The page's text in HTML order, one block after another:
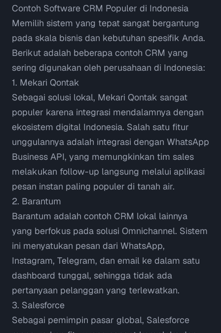
Contoh Software CRM Populer di Indonesia
Memilih sistem yang tepat sangat bergantung
pada skala bisnis dan kebutuhan spesifik Anda.
Berikut adalah beberapa contoh CRM yang
sering digunakan oleh perusahaan di Indonesia:
1. Mekari Qontak
Sebagai solusi lokal, Mekari Qontak sangat
populer karena integrasi mendalamnya dengan
ekosistem digital Indonesia. Salah satu fitur
unggulannya adalah integrasi dengan WhatsApp
Business API, yang memungkinkan tim sales
melakukan follow-up langsung melalui aplikasi
pesan instan paling populer di tanah air.
2. Barantum
Barantum adalah contoh CRM lokal lainnya
yang berfokus pada solusi Omnichannel. Sistem
ini menyatukan pesan dari WhatsApp,
Instagram, Telegram, dan email ke dalam satu
dashboard tunggal, sehingga tidak ada
pertanyaan pelanggan yang terlewatkan.
3. Salesforce
Sebagai pemimpin pasar global, Salesforce